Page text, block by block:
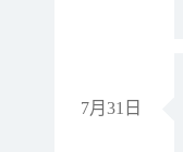
7月31日